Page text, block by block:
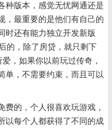
种版本，感觉无忧网通还是
，最重要的是他们有自己的
时还有能力独立开发新版
的，除了房贷，就只剩下
，如果你以前玩过传奇，
单，不需要约束，而且可以
费的，个人很喜欢玩游戏，
以每个人都获得了不同的成